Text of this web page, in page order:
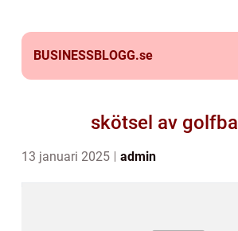
BUSINESSBLOGG.se
skötsel av
13 januari 2025 admin